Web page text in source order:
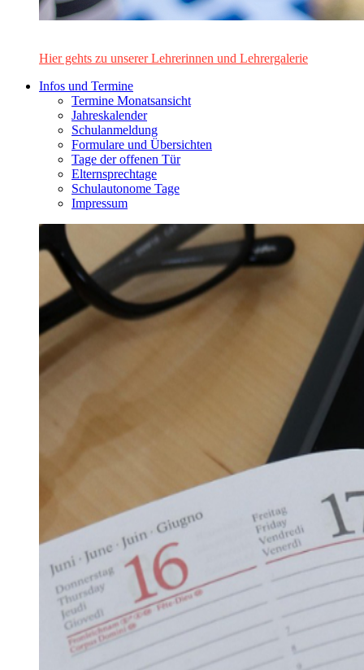
Hier gehts zu unserer Lehrerinnen und Lehrergalerie
Infos und Termine
Termine Monatsansicht
Jahreskalender
Schulanmeldung
Formulare und Übersichten
Tage der offenen Tür
Elternsprechtage
Schulautonome Tage
Impressum